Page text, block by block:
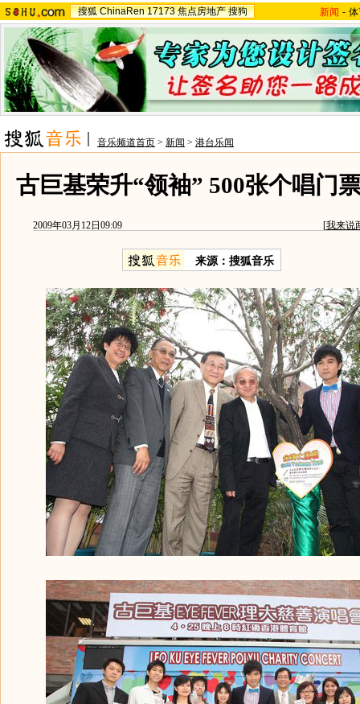
搜狐 ChinaRen 17173 焦点房地产 搜狗 新闻 -
音乐频道首页 > 新闻 > 港台乐闻
古巨基荣升“领袖” 500张个唱门
2009年03月12日09:09 [我来说
来源：搜狐音乐